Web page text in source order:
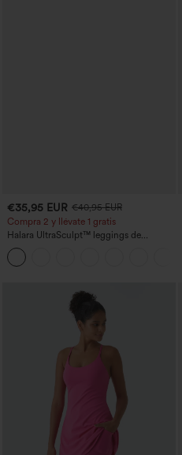
€35,95 EUR €40,95 EUR
Compra 2 y llévate 1 gratis
Halara UltraSculpt™ leggings de
entrenamiento moldeadores de talle alto
con fruncido trasero que realza los
glúteos, control de abdomen y bolsillos